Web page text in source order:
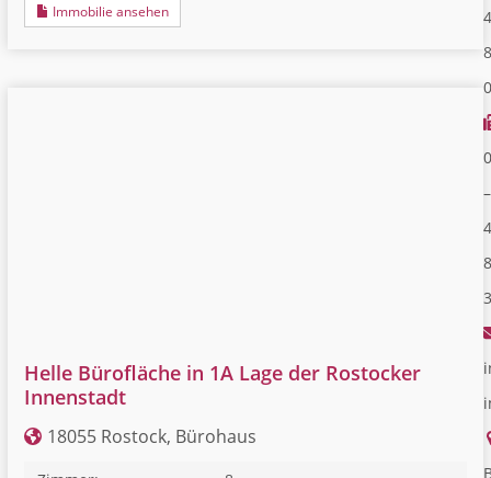
Immobilie ansehen
Helle Bürofläche in 1A Lage der Rostocker
Innenstadt
18055 Rostock, Bürohaus
0
–